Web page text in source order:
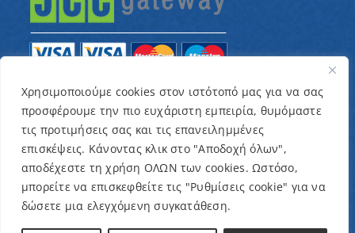
Χρησιμοποιούμε cookies στον ιστότοπό μας για να σας
προσφέρουμε την πιο ευχάριστη εμπειρία, θυμόμαστε
τις προτιμήσεις σας και τις επανειλημμένες
επισκέψεις. Κάνοντας κλικ στο "Αποδοχή όλων",
αποδέχεστε τη χρήση ΟΛΩΝ των cookies. Ωστόσο,
μπορείτε να επισκεφθείτε τις "Ρυθμίσεις cookie" για να
δώσετε μια ελεγχόμενη συγκατάθεση.
© Copyright 2022 – Παγκύπριος Σύνδεσμος για
παιδιά με καρκίνο και συναφείς παθήσεις «Ένα
Όνειρο Μια Ευχή» / Designed & Developed byNETinfo
Plc